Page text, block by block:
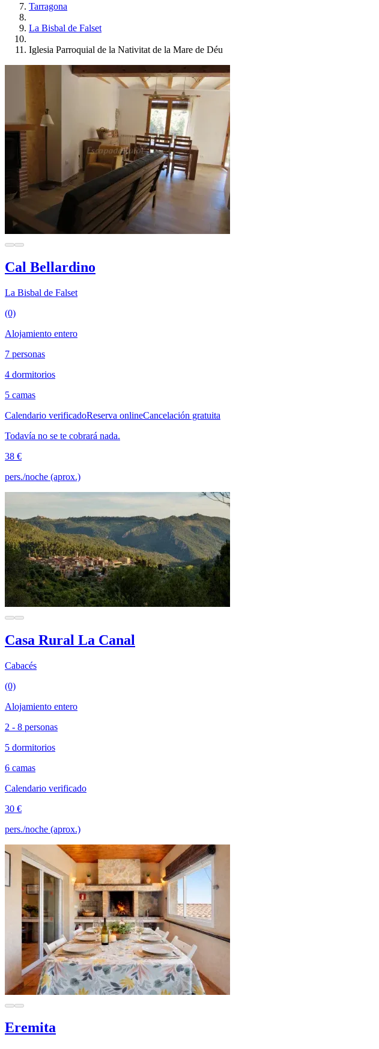
Tarragona
La Bisbal de Falset
Iglesia Parroquial de la Nativitat de la Mare de Déu
Cal Bellardino
La Bisbal de Falset
(0)
Alojamiento entero
7 personas
4 dormitorios
5 camas
Calendario verificadoReserva onlineCancelación gratuita
Todavía no se te cobrará nada.
38 €
pers./noche (aprox.)
Casa Rural La Canal
Cabacés
(0)
Alojamiento entero
2 - 8 personas
5 dormitorios
6 camas
Calendario verificado
30 €
pers./noche (aprox.)
Eremita